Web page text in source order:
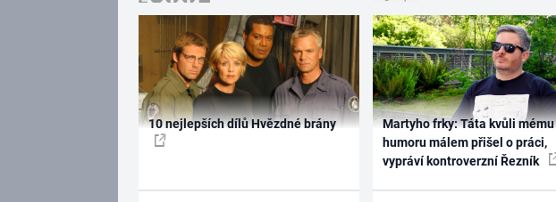
10 nejlepších dílů Hvězdné brány
Martyho frky: Táta kvůli mému
humoru málem přišel o práci,
vypráví kontroverzní Řezník